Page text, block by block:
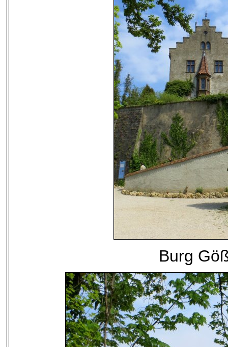
Burg